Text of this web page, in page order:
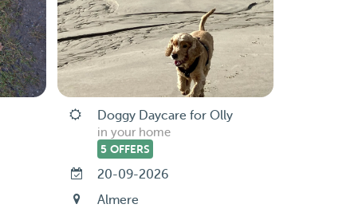
Doggy Daycare for Olly
in your home
5 OFFERS
20-09-2026
Almere